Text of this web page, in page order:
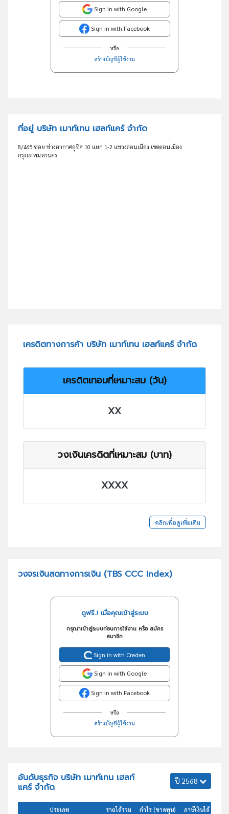
Sign in with Google
Sign in with Facebook
หรือ
สร้างบัญชีผู้ใช้งาน
ที่อยู่ บริษัท เมาท์เทน เฮลท์แคร์ จำกัด
8/465 ซอย ช่างอากาศอุทิศ 10 แยก 1-2 แขวงดอนเมือง เขตดอนเมือง
กรุงเทพมหานคร
เครดิตทางการค้า บริษัท เมาท์เทน เฮลท์แคร์ จำกัด
เครดิตเทอมที่เหมาะสม (วัน)
XX
วงเงินเครดิตที่เหมาะสม (บาท)
XXXX
คลิกเพื่อดูเพิ่มเติม
วงจรเงินสดทางการเงิน (TBS CCC Index)
ดูฟรี..! เมื่อคุณเข้าสู่ระบบ
กรุณาเข้าสู่ระบบก่อนการใช้งาน หรือ สมัคร
สมาชิก
Sign in with Creden
Sign in with Google
Sign in with Facebook
หรือ
สร้างบัญชีผู้ใช้งาน
อันดับธุรกิจ บริษัท เมาท์เทน เฮลท์
แคร์ จำกัด
ปี 2568
ประเภท รายได้รวม กำไร (ขาดทุน) ภาษีเงินได้